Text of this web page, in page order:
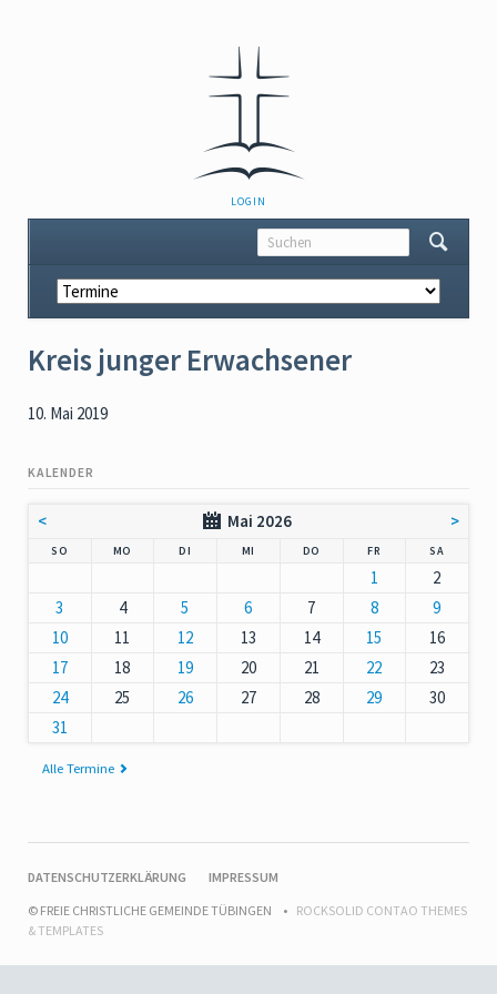
NAVIGATION
ÜBERSPRINGEN
LOGIN
Navigation
überspringen
Kreis junger Erwachsener
10. Mai 2019
KALENDER
< Mai 2026 >
SO MO DI MI DO NNERSTAG
FR SAMSTAG
1
2
3
4 5 6 7 8
9
10
11 12 13 14 15
16
17
18 19 20 21 22
23
24
25 26 27 28 29
30
31
Alle Termine
NAVIGATION
DATENSCHUTZERKLÄRUNG
IMPRESSUM
© FREIE CHRISTLICHE GEMEINDE TÜBINGEN
ROCKSOLID CONTAO THEMES
& TEMPLATES